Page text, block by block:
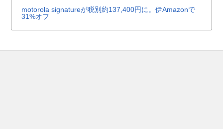
motorola signatureが税別約137,400円に。伊Amazonで
31%オフ